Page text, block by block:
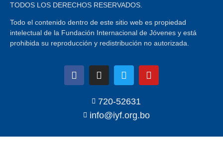
TODOS LOS DERECHOS RESERVADOS.
Todo el contenido dentro de este sitio web es propiedad
intelectual de la Fundación Internacional de Jóvenes y está
prohibida su reproducción y redistribución no autorizada.
720-52631
info@iyf.org.bo